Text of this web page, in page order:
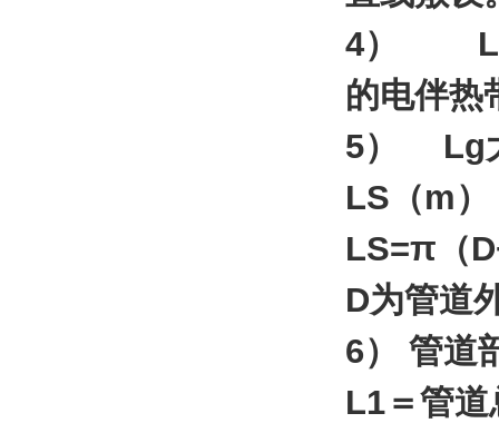
4） Lg
的电伴热
5） Lg
LS（m）
LS=π（
D为管道
6） 管道
L1＝管